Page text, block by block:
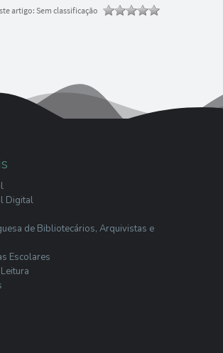
artigo: Sem classificação
Digital
de Bibliotecários, Arquivistas e
Escolares